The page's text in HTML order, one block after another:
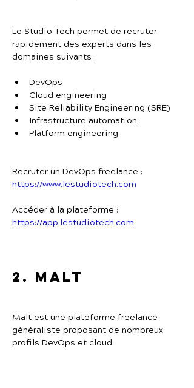
Le Studio Tech permet de recruter
rapidement des experts dans les
domaines suivants :
DevOps
Cloud engineering
Site Reliability Engineering (SRE)
Infrastructure automation
Platform engineering
Recruter un DevOps freelance :
https://www.lestudiotech.com
Accéder à la plateforme :
https://app.lestudiotech.com
2. Malt
Malt est une plateforme freelance
généraliste proposant de nombreux
profils DevOps et cloud.